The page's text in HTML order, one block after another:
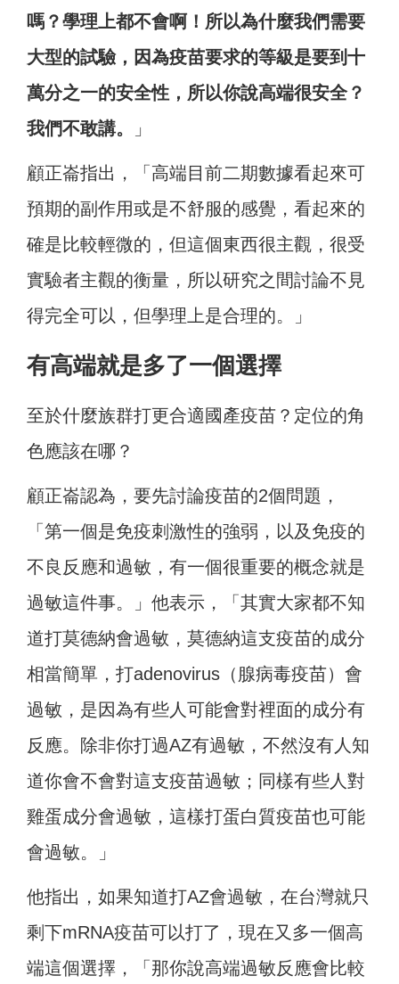
嗎？學理上都不會啊！所以為什麼我們需要
大型的試驗，因為疫苗要求的等級是要到十
萬分之一的安全性，所以你說高端很安全？
我們不敢講。
」
顧正崙指出，「高端目前二期數據看起來可
預期的副作用或是不舒服的感覺，看起來的
確是比較輕微的，但這個東西很主觀，很受
實驗者主觀的衡量，所以研究之間討論不見
得完全可以，但學理上是合理的。」
有高端就是多了一個選擇
至於什麼族群打更合適國產疫苗？定位的角
色應該在哪？
顧正崙認為，要先討論疫苗的2個問題，
「第一個是免疫刺激性的強弱，以及免疫的
不良反應和過敏，有一個很重要的概念就是
過敏這件事。」他表示，「其實大家都不知
道打莫德納會過敏，莫德納這支疫苗的成分
相當簡單，打adenovirus（腺病毒疫苗）會
過敏，是因為有些人可能會對裡面的成分有
反應。除非你打過AZ有過敏，不然沒有人知
道你會不會對這支疫苗過敏；同樣有些人對
雞蛋成分會過敏，這樣打蛋白質疫苗也可能
會過敏。」
他指出，如果知道打AZ會過敏，在台灣就只
剩下mRNA疫苗可以打了，現在又多一個高
端這個選擇，「那你說高端過敏反應會比較